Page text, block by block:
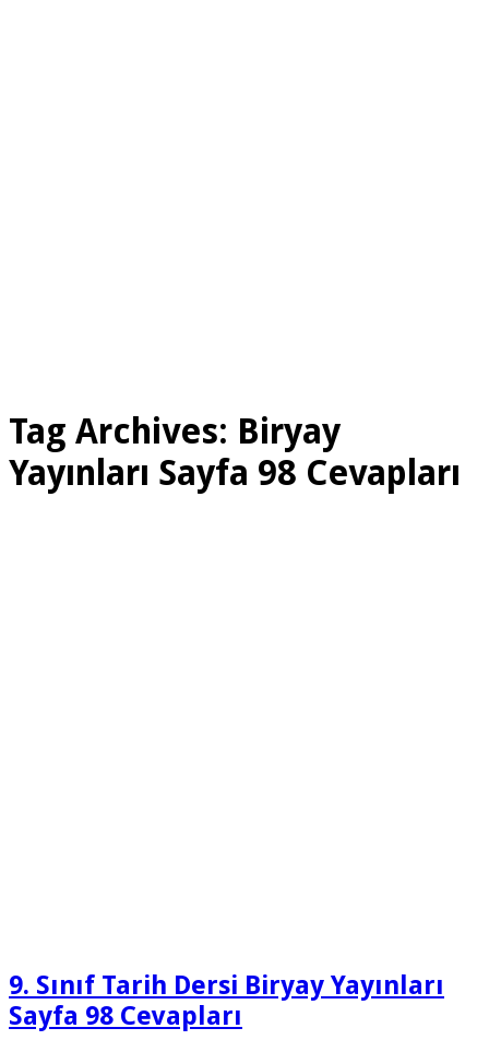
Tag Archives: Biryay
Yayınları Sayfa 98 Cevapları
9. Sınıf Tarih Dersi Biryay Yayınları
Sayfa 98 Cevapları